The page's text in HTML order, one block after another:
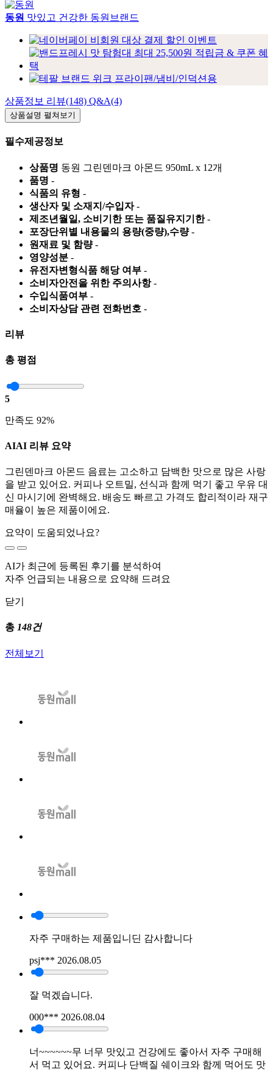
동원 맛있고 건강한 동원브랜드
상품정보 리뷰(148) Q&A(4)
상품설명 펼쳐보기
필수제공정보
상품명 동원 그린덴마크 아몬드 950mL x 12개
품명 -
식품의 유형 -
생산자 및 소재지/수입자 -
제조년월일, 소비기한 또는 품질유지기한 -
포장단위별 내용물의 용량(중량),수량 -
원재료 및 함량 -
영양성분 -
유전자변형식품 해당 여부 -
소비자안전을 위한 주의사항 -
수입식품여부 -
소비자상담 관련 전화번호 -
리뷰
총 평점
5
만족도 92%
AIAI 리뷰 요약
그린덴마크 아몬드 음료는 고소하고 담백한 맛으로 많은 사랑
을 받고 있어요. 커피나 오트밀, 선식과 함께 먹기 좋고 우유 대
신 마시기에 완벽해요. 배송도 빠르고 가격도 합리적이라 재구
매율이 높은 제품이에요.
요약이 도움되었나요?
AI가 최근에 등록된 후기를 분석하여
자주 언급되는 내용으로 요약해 드려요
닫기
총 148건
전체보기
자주 구매하는 제품입니딘 감사합니다
psj*** 2026.08.05
잘 먹겠습니다.
000*** 2026.08.04
너~~~~~~무 너무 맛있고 건강에도 좋아서 자주 구매해
서 먹고 있어요. 커피나 단백질 쉐이크와 함께 먹어도 맛